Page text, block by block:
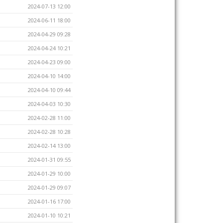
2024-07-13 12:00
2024-06-11 18:00
2024-04-29 09:28
2024-04-24 10:21
2024-04-23 09:00
2024-04-10 14:00
2024-04-10 09:44
2024-04-03 10:30
2024-02-28 11:00
2024-02-28 10:28
2024-02-14 13:00
2024-01-31 09:55
2024-01-29 10:00
2024-01-29 09:07
2024-01-16 17:00
2024-01-10 10:21